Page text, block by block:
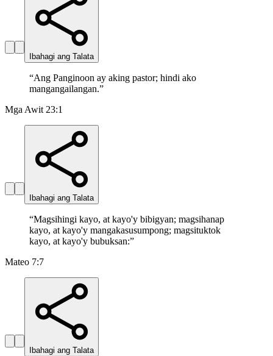
Ibahagi ang Talata
“Ang Panginoon ay aking pastor; hindi ako
mangangailangan.”
Mga Awit 23:1
Ibahagi ang Talata
“Magsihingi kayo, at kayo'y bibigyan; magsihanap
kayo, at kayo'y mangakasusumpong; magsituktok
kayo, at kayo'y bubuksan:”
Mateo 7:7
Ibahagi ang Talata